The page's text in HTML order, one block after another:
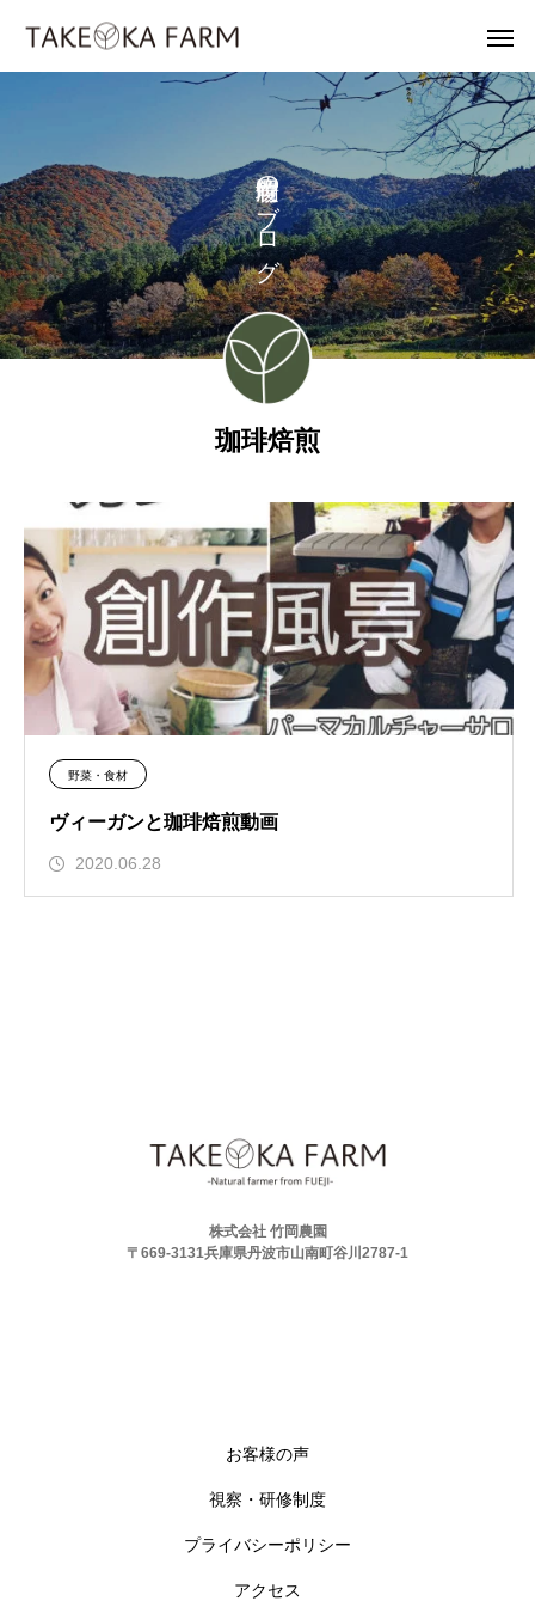
の
ブ
ロ
グ
珈琲焙煎
野菜・食材
ヴィーガンと珈琲焙煎動画
2020.06.28
株式会社 竹岡農園
〒669-3131兵庫県丹波市山南町谷川2787-1
お客様の声
視察・研修制度
プライバシーポリシー
アクセス